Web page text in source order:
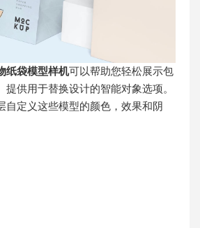
纸袋模型样机可以帮助您轻松展示包
提供用于替换设计的智能对象选项。
自定义这些模型的颜色，效果和阴